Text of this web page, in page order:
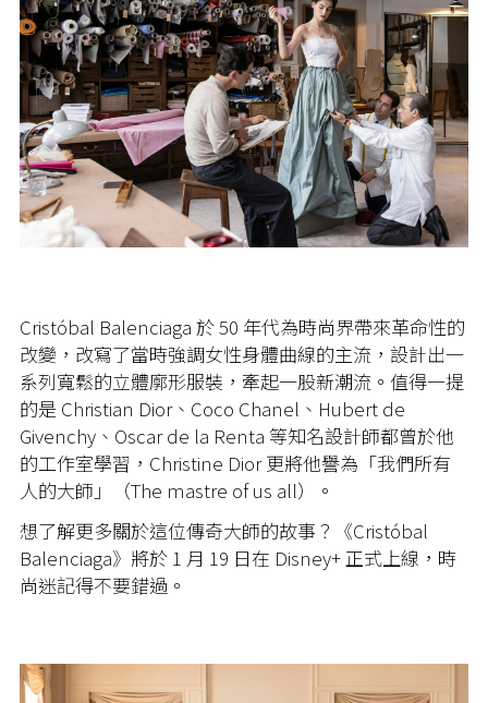
Cristóbal Balenciaga 於 50 年代為時尚界帶來革命性的
改變，改寫了當時強調女性身體曲線的主流，設計出一
系列寬鬆的立體廓形服裝，牽起一股新潮流。值得一提
的是 Christian Dior、Coco Chanel、Hubert de
Givenchy、Oscar de la Renta 等知名設計師都曾於他
的工作室學習，Christine Dior 更將他譽為「我們所有
人的大師」（The mastre of us all）。
想了解更多關於這位傳奇大師的故事？《Cristóbal
Balenciaga》將於 1 月 19 日在 Disney+ 正式上線，時
尚迷記得不要錯過。